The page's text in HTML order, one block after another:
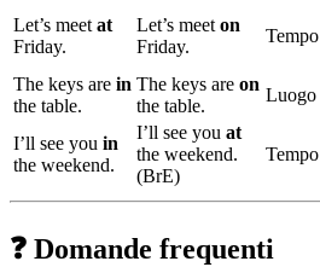
Let’s meet at
Friday.
Let’s meet on
Friday.
Tempo
The keys are in
the table.
The keys are on
the table.
Luogo
I’ll see you in
the weekend.
I’ll see you at
the weekend.
(BrE)
Tempo
❓ Domande frequenti